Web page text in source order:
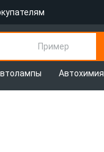
Пример
Автохимия